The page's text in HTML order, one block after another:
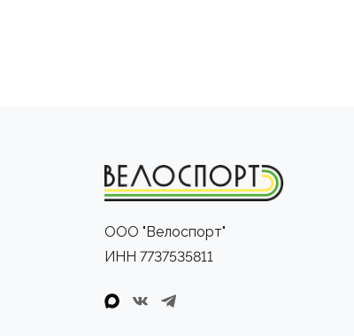
ООО "Велоспорт"
ИНН 7737535811